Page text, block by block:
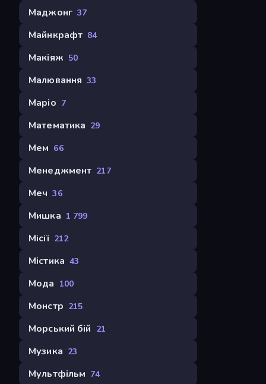
Маджонг 37
Майнкрафт 84
Макіяж 50
Малювання 33
Маріо 7
Математика 29
Мем 66
Менеджмент 217
Меч 36
Мишка 1 799
Місії 212
Містика 43
Мода 100
Монстр 215
Морський бій 21
Музика 23
Мультфільм 74